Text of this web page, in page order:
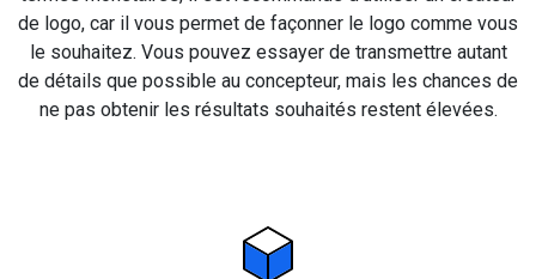
de logo, car il vous permet de façonner le logo comme vous
le souhaitez. Vous pouvez essayer de transmettre autant
de détails que possible au concepteur, mais les chances de
ne pas obtenir les résultats souhaités restent élevées.